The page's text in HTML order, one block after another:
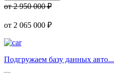
от 2 950 000 ₽
от 2 065 000 ₽
Подгружаем базу данных авто...